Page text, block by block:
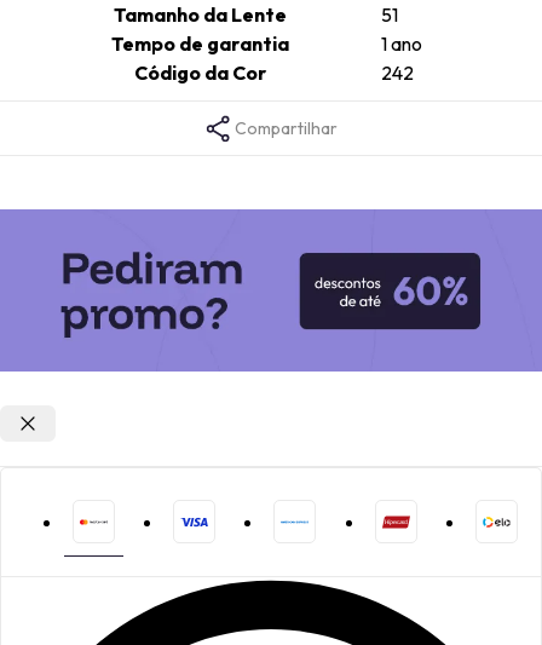
Tamanho da Lente
51
Tempo de garantia
1 ano
Código da Cor
242
Compartilhar